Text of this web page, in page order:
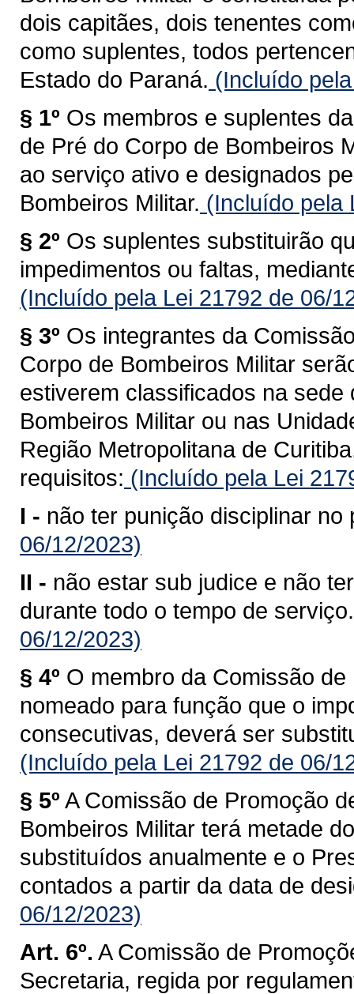
dois capitães, dois tenentes
como suplentes, todos
Estado do Paraná. (Incluído
§ 1º Os membros e suplentes
de Pré do Corpo de Bombeiros
ao serviço ativo e designados
Bombeiros Militar. (Incluído pela
§ 2º Os suplentes substituirão
impedimentos ou faltas,
(Incluído pela Lei 21792 de 06/
§ 3º Os integrantes da
Corpo de Bombeiros Militar
estiverem classificados na
Bombeiros Militar ou nas
Região Metropolitana de
requisitos: (Incluído pela Lei
I - não ter punição disciplinar no
06/12/2023)
II - não estar sub judice e não
durante todo o tempo de serviço.
06/12/2023)
§ 4º O membro da Comissão
nomeado para função que o
consecutivas, deverá ser
(Incluído pela Lei 21792 de 06/
§ 5º A Comissão de Promoção
Bombeiros Militar terá metade
substituídos anualmente e o
contados a partir da data de
06/12/2023)
Art. 6º. A Comissão de
Secretaria, regida por